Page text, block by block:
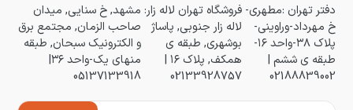
دفتر تهران :مطهری-
خ مهرداد-وراوینی-
پلاک ۳۸-واحد ۱۶-
طبقه ی ششم |
02188839002
فروشگاه تهران لاله زار:
لاله زار جنوبی, پاساژ
بوشهری, طبقه ی
همکف, پلاک ۱۶ |
02133928757
مشهد, خ سنایی, میدان
صاحب الزمان, مجتمع برق
و الکترونیک سبحان, طبقه
منهای یک-واحد ۳۶|
05137133918